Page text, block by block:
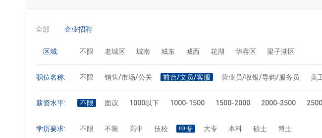
全部 企业招聘
区域: 不限 老城区 城南 城东 城西 花湖 华容区 梁子湖区
职位名称: 不限 销售/市场/公关 前台/文员/客服 营业员/收银/导购/服务员 美
薪资水平: 不限 面议 1000以下 1000-1500 1500-2000 2000-2500
学历要求: 不限 不限 高中 技校 中专 大专 本科 硕士 博士